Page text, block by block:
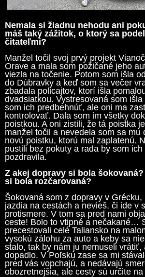
Nemala si žiadnu nehodu ani
máš taký zážitok, o ktorý sa
čitateľmi?
Manžel točil svoj prvý projekt
Orave a mala som požičané jeho
viezla na točenie. Potom som išla
do Dúbravky a keď som sa večer
zbadala policajtov, ktorí išla
dvadsiatkou. Vystresovaná som
som ich predbehnúť, ale oni ma
kontrolovať. Dala som im všetky
poistkou. A oni zistili, že tá poistka
manžel točil a nevedela som sa mu
novú poistku, ktorú mal zaplatenú.
pustili bez pokuty a rada by som
pozdravila.
Z akej dopravy si bola
si bola rozčarovaná?
Šokovaná som z dopravy v Grécku,
jazdia na cestách a nevieš, či ide v
protismere. V tom sa pred nami
ceste! Bolo to vtipné a nečakané…
precestovali celé Taliansko na
vysokú zálohu za auto a keby sa
stalo, tak by nám ju nemuseli vrátiť,
dopadlo. V Poľsku zase sa mi
pred vás vopchajú, a nedávajú
obozretnejšia, ale cesty sú určite